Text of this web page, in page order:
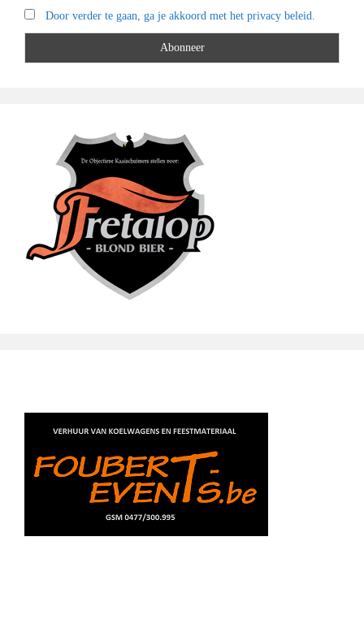
Door verder te gaan, ga je akkoord met het privacy beleid.